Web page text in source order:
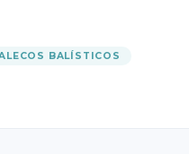
BALÍSTICOS